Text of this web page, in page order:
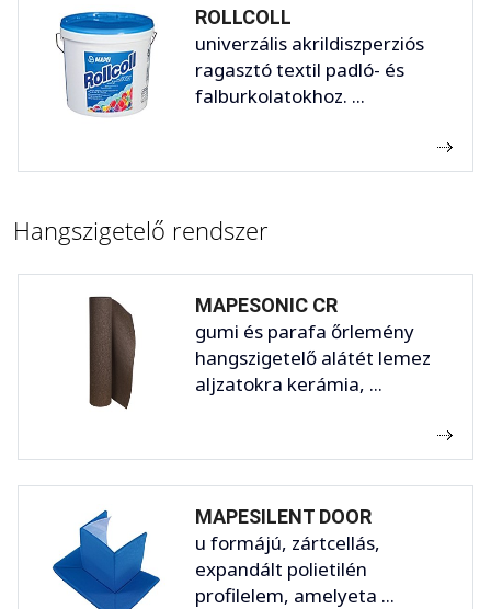
ROLLCOLL
univerzális akrildiszperziós
ragasztó textil padló- és
falburkolatokhoz. ...
Hangszigetelő rendszer
MAPESONIC CR
gumi és parafa őrlemény
hangszigetelő alátét lemez
aljzatokra kerámia, ...
MAPESILENT DOOR
u formájú, zártcellás,
expandált polietilén
profilelem, amelyeta ...